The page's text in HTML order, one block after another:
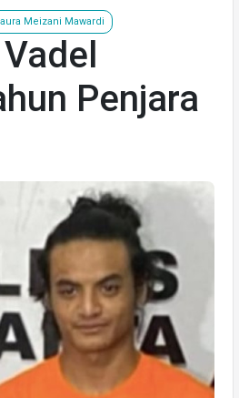
Meizani Mawardi
Penjara